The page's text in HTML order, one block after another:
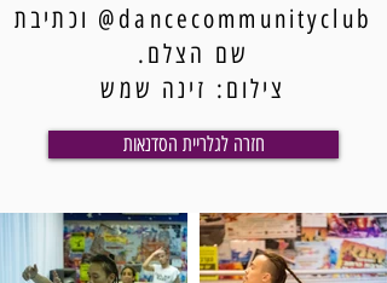
dancecommunityclub@ וכתיבת
שם הצלם.
צילום: זינה שמש
חזרה לגלריית הסדנאות